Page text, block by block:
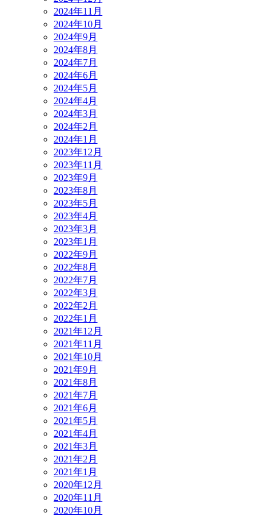
2024年11月
2024年10月
2024年9月
2024年8月
2024年7月
2024年6月
2024年5月
2024年4月
2024年3月
2024年2月
2024年1月
2023年12月
2023年11月
2023年9月
2023年8月
2023年5月
2023年4月
2023年3月
2023年1月
2022年9月
2022年8月
2022年7月
2022年3月
2022年2月
2022年1月
2021年12月
2021年11月
2021年10月
2021年9月
2021年8月
2021年7月
2021年6月
2021年5月
2021年4月
2021年3月
2021年2月
2021年1月
2020年12月
2020年11月
2020年10月